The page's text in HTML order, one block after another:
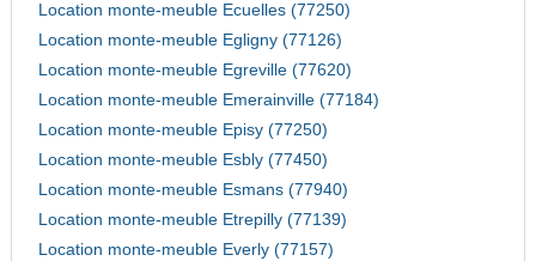
Location monte-meuble Ecuelles (77250)
Location monte-meuble Egligny (77126)
Location monte-meuble Egreville (77620)
Location monte-meuble Emerainville (77184)
Location monte-meuble Episy (77250)
Location monte-meuble Esbly (77450)
Location monte-meuble Esmans (77940)
Location monte-meuble Etrepilly (77139)
Location monte-meuble Everly (77157)